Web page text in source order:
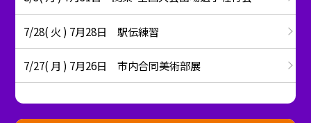
7/28( 火 ) 7月28日 駅伝練習
7/27( 月 ) 7月26日 市内合同美術部展